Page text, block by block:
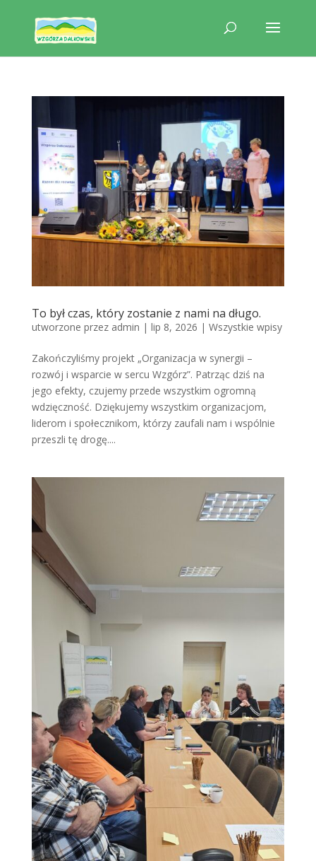
To był czas, który zostanie z nami na długo.
utworzone przez admin | lip 8, 2026 | Wszystkie wpisy
Zakończyliśmy projekt „Organizacja w synergii –
rozwój i wsparcie w sercu Wzgórz”. Patrząc dziś na
jego efekty, czujemy przede wszystkim ogromną
wdzięczność. Dziękujemy wszystkim organizacjom,
liderom i społecznikom, którzy zaufali nam i wspólnie
przeszli tę drogę....